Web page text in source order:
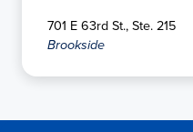
701 E 63rd St., Ste. 215
Brookside